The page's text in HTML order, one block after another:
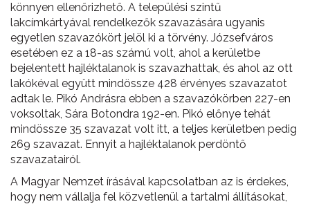
könnyen ellenőrizhető. A települési szintű
lakcímkártyával rendelkezők szavazására ugyanis
egyetlen szavazókört jelöl ki a törvény. Józsefváros
esetében ez a 18-as számú volt, ahol a kerületbe
bejelentett hajléktalanok is szavazhattak, és ahol az ott
lakókéval együtt mindössze 428 érvényes szavazatot
adtak le. Pikó Andrásra ebben a szavazókörben 227-en
voksoltak, Sára Botondra 192-en. Pikó előnye tehát
mindössze 35 szavazat volt itt, a teljes kerületben pedig
269 szavazat. Ennyit a hajléktalanok perdöntő
szavazatairól.
A Magyar Nemzet írásával kapcsolatban az is érdekes,
hogy nem vállalja fel közvetlenül a tartalmi állításokat,